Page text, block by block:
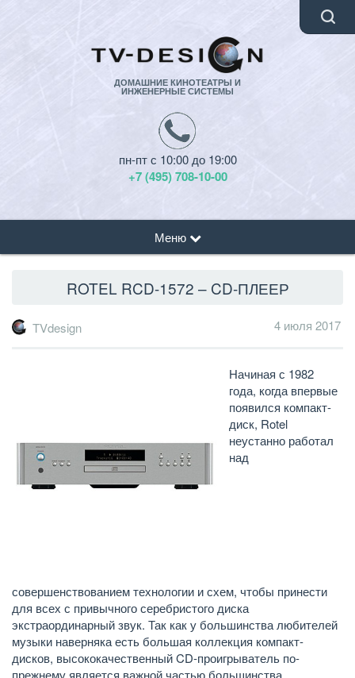
ДОМАШНИЕ КИНОТЕАТРЫ И
ИНЖЕНЕРНЫЕ СИСТЕМЫ
пн-пт с 10:00 до 19:00
+7 (495) 708-10-00
Меню
ROTEL RCD-1572 – CD-ПЛЕЕР
TVdesign 4 июля 2017
Начиная с 1982
года, когда впервые
появился компакт-
диск, Rotel
неустанно работал
над
совершенствованием технологии и схем, чтобы принести
для всех с привычного серебристого диска
экстраординарный звук. Так как у большинства любителей
музыки наверняка есть большая коллекция компакт-
дисков, высококачественный CD-проигрыватель по-
прежнему является важной частью большинства